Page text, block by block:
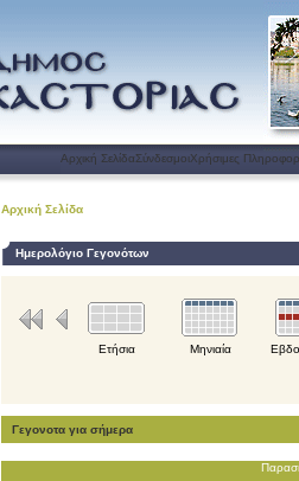
Αρχική ΣελίδαΣύνδεσμοιΧρήσιμες
Αρχική Σελίδα
Ημερολόγιο Γεγονότων
Ετήσια Μηνιαία
Γεγονοτα για σήμερα